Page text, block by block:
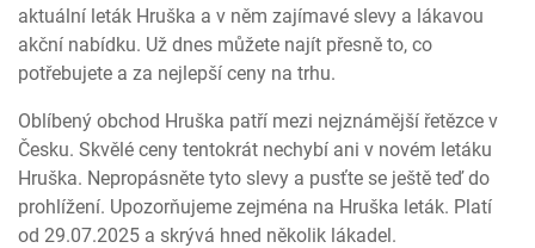
aktuální leták Hruška a v něm zajímavé slevy a lákavou
akční nabídku. Už dnes můžete najít přesně to, co
potřebujete a za nejlepší ceny na trhu.
Oblíbený obchod Hruška patří mezi nejznámější řetězce v
Česku. Skvělé ceny tentokrát nechybí ani v novém letáku
Hruška. Nepropásněte tyto slevy a pusťte se ještě teď do
prohlížení. Upozorňujeme zejména na Hruška leták. Platí
od 29.07.2025 a skrývá hned několik lákadel.